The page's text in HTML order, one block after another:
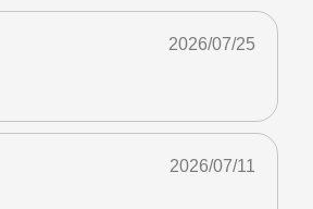
2026/07/25
2026/07/11